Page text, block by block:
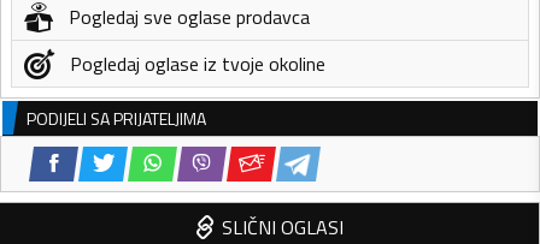
Pogledaj sve oglase prodavca
Pogledaj oglase iz tvoje okoline
PODIJELI SA PRIJATELJIMA
SLIČNI OGLASI